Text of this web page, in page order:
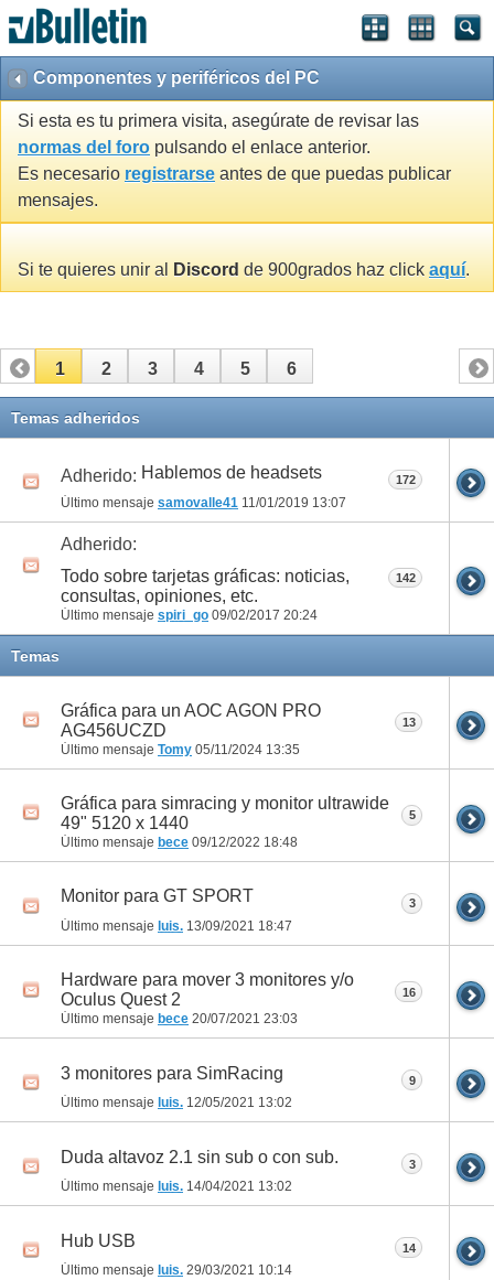
Componentes y periféricos del PC
Si esta es tu primera visita, asegúrate de revisar las
normas del foro pulsando el enlace anterior.
Es necesario registrarse antes de que puedas publicar
mensajes.
Si te quieres unir al Discord de 900grados haz click aquí.
1 2 3 4 5 6
Temas adheridos
Adherido: Hablemos de headsets
Último mensaje samovalle41 11/01/2019 13:07
172
Adherido:
Todo sobre tarjetas gráficas: noticias,
consultas, opiniones, etc.
Último mensaje spiri_go 09/02/2017 20:24
142
Temas
Gráfica para un AOC AGON PRO
AG456UCZD
Último mensaje Tomy 05/11/2024 13:35
13
Gráfica para simracing y monitor ultrawide
49" 5120 x 1440
Último mensaje bece 09/12/2022 18:48
5
Monitor para GT SPORT
Último mensaje luis. 13/09/2021 18:47
3
Hardware para mover 3 monitores y/o
Oculus Quest 2
Último mensaje bece 20/07/2021 23:03
16
3 monitores para SimRacing
Último mensaje luis. 12/05/2021 13:02
9
Duda altavoz 2.1 sin sub o con sub.
Último mensaje luis. 14/04/2021 13:02
3
Hub USB
Último mensaje luis. 29/03/2021 10:14
14